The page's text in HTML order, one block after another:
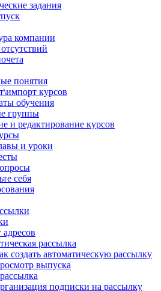
задания
компании
понятия
курсов
обучения
группы
и редактирование курсов
и уроки
себя
рассылка
создать автоматическую рассылку
выпуска
подписки на рассылку